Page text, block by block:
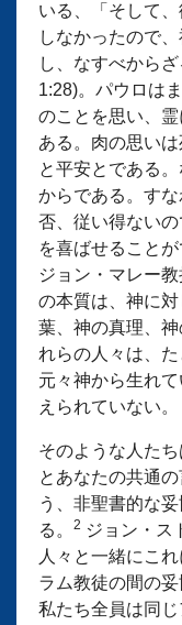
いる、「そして
しなかったので
し、なすべから
1:28)。パウロは
のことを思い、
ある。肉の思い
と平安とである
からである。すな
否、従い得ない
を喜ばせること
ジョン・マレー
の本質は、神に
葉、神の真理、
れらの人々は、
元々神から生れ
えられていない。
そのような人た
とあなたの共通
う、非聖書的な
る。
2 ジョン・ス
人々と一緒にこ
ラム教徒の間の
私たち全員は同